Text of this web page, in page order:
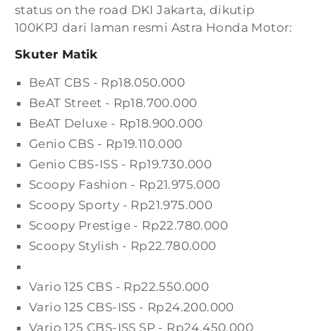
status on the road DKI Jakarta, dikutip
100KPJ dari laman resmi Astra Honda Motor:
Skuter Matik
BeAT CBS - Rp18.050.000
BeAT Street - Rp18.700.000
BeAT Deluxe - Rp18.900.000
Genio CBS - Rp19.110.000
Genio CBS-ISS - Rp19.730.000
Scoopy Fashion - Rp21.975.000
Scoopy Sporty - Rp21.975.000
Scoopy Prestige - Rp22.780.000
Scoopy Stylish - Rp22.780.000
Vario 125 CBS - Rp22.550.000
Vario 125 CBS-ISS - Rp24.200.000
Vario 125 CBS-ISS SP - Rp24.450.000